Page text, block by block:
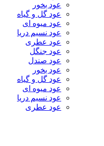
عود بخور
عود گل و گیاه
عود میوه ای
عود نسیم دریا
عود عطری
عود جنگل
عود صندل
عود بخور
عود گل و گیاه
عود میوه ای
عود نسیم دریا
عود عطری